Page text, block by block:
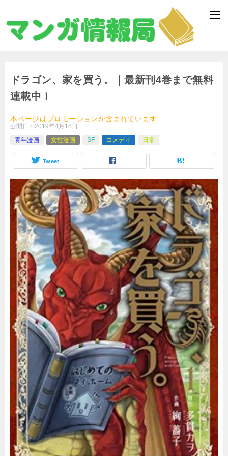
ドラゴン、家を買う。｜最新刊4巻まで無料
連載中！
本ページはプロモーションが含まれています
公開日： 2019年4月18日
青年漫画
女性漫画 SF コメディ 日常
Tweet